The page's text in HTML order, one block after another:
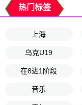
热门标签
上海
乌克U19
在8进1阶段
音乐